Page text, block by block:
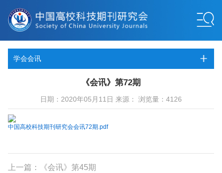
学会会讯
《会讯》第72期
日期：2020年05月11日 来源： 浏览量：4126
中国高校科技期刊研究会会讯72期.pdf
上一篇：《会讯》第45期